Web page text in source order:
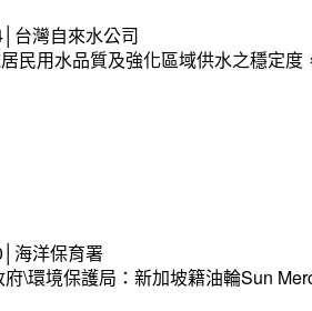
台灣自來水公司
民用水品質及強化區域供水之穩定
海洋保育署
\環境保護局：新加坡籍油輪Sun